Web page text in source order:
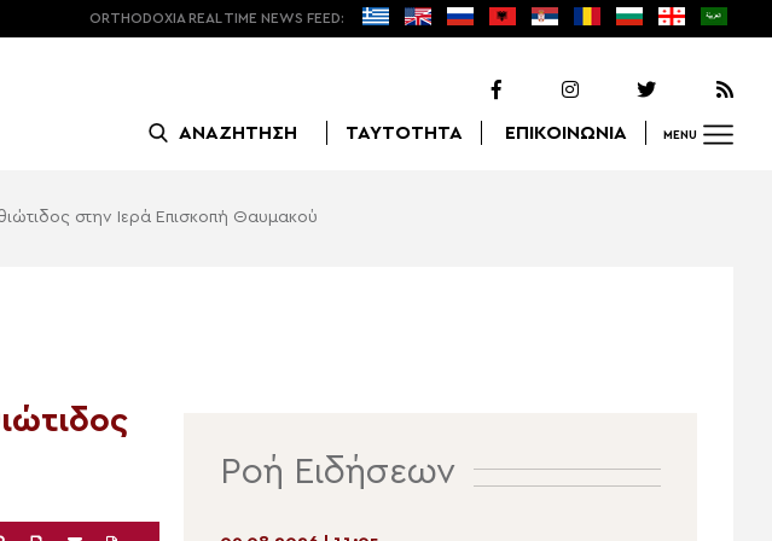
ORTHODOXIA REAL TIME NEWS FEED:
ΑΝΑΖΗΤΗΣΗ ΤΑΥΤΟΤΗΤΑ ΕΠΙΚΟΙΝΩΝΙΑ MENU
στην Ιερά Επισκοπή Θαυμακού
Ροή Ειδήσεων